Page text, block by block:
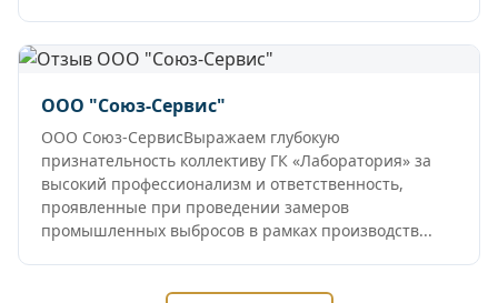
ООО "Союз-Сервис"
ООО Союз-СервисВыражаем глубокую
признательность коллективу ГК «Лаборатория» за
высокий профессионализм и ответственность,
проявленные при проведении замеров
промышленных выбросов в рамках производств...